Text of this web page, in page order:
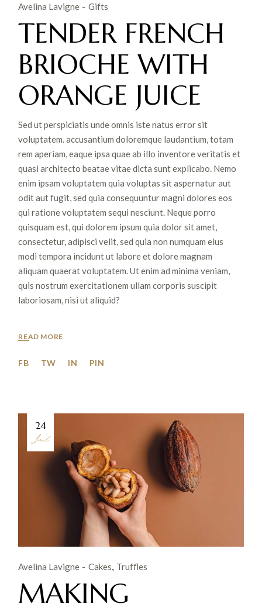
Avelina Lavigne Gifts
TENDER FRENCH
BRIOCHE WITH
ORANGE JUICE
Sed ut perspiciatis unde omnis iste natus error sit
voluptatem. accusantium doloremque laudantium, totam
rem aperiam, eaque ipsa quae ab illo inventore veritatis et
quasi architecto beatae vitae dicta sunt explicabo. Nemo
enim ipsam voluptatem quia voluptas sit aspernatur aut
odit aut fugit, sed quia consequuntur magni dolores eos
qui ratione voluptatem sequi nesciunt. Neque porro
quisquam est, qui dolorem ipsum quia dolor sit amet,
consectetur, adipisci velit, sed quia non numquam eius
modi tempora incidunt ut labore et dolore magnam
aliquam quaerat voluptatem. Ut enim ad minima veniam,
quis nostrum exercitationem ullam corporis suscipit
laboriosam, nisi ut aliquid?
READ MORE
FB TW IN PIN
24
Jul
Avelina Lavigne Cakes Truffles
MAKING